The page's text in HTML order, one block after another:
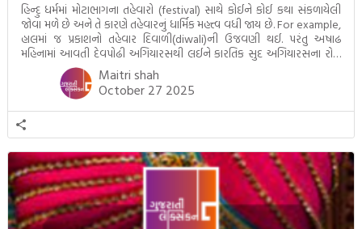
હિન્દુ ધર્મમાં મોટાભાગના તહેવારો (festival) સાથે કોઈને કોઈ કથા સંકળાયેલી
જોવા મળે છે અને તે કારણે તહેવારનું ધાર્મિક મહત્ત્વ વધી જાય છે. For example,
હાલમાં જ પ્રકાશનો તહેવાર દિવાળી(diwali)ની ઉજવણી થઈ. પરંતુ અષાઢ
મહિનામાં આવતી દેવપોઢી અગિયારસથી લઈને કારતિક સુદ અગિયારસના રોજ
આવતી દેવ ઊઠી અગિયારસ વચ્ચે મોટેભાગે યજ્ઞોપવીત સંસ્કાર, લગ્ન,
દીક્ષાગ્રહણ, યજ્ઞ, ગૃહપ્રવેશ જેવા […]
Maitri shah
October 27 2025